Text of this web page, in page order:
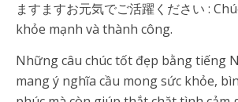
ますますお元気でご活躍ください :
khỏe mạnh và thành công.
Những câu chúc tốt đẹp bằng tiếng
mang ý nghĩa cầu mong sức khỏe,